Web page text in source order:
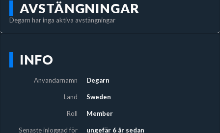
AVSTÄNGNINGAR
Degarn har inga aktiva avstängningar
INFO
Användarnamn Degarn
Land Sweden
Roll Member
Senaste inloggad för ungefär 6 år sedan